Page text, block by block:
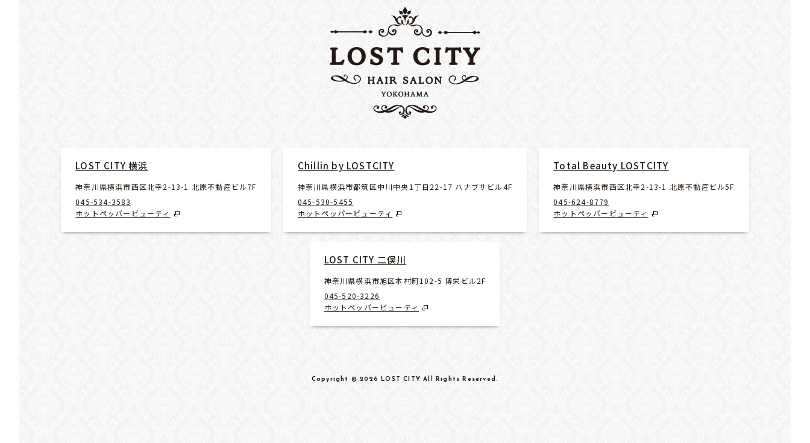
LOST CITY 横浜
神奈川県横浜市西区北幸2-13-1 北原不動産ビル7F
045-534-3583
ホットペッパービューティ
Chillin by LOSTCITY
神奈川県横浜市都筑区中川中央1丁目22-17 ハナブサビル4F
045-530-5455
ホットペッパービューティ
Total Beauty LOSTCITY
神奈川県横浜市西区北幸2-13-1 北原不動産ビル5F
045-624-8779
ホットペッパービューティ
LOST CITY 二俣川
神奈川県横浜市旭区本村町102-5 博栄ビル2F
045-520-3226
ホットペッパービューティ
Copyright © 2026 LOST CITY All Rights Reserved.